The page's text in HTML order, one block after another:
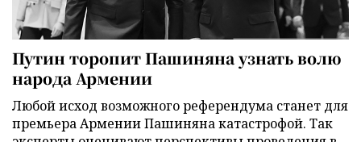
Путин торопит Пашиняна узнать волю
народа Армении
Любой исход возможного референдума станет для
премьера Армении Пашиняна катастрофой. Так